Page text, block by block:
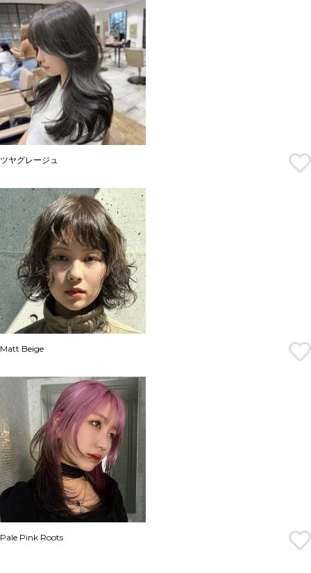
ツヤグレージュ
Matt Beige
Pale Pink Roots